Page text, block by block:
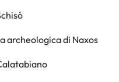
archeologica di Naxos